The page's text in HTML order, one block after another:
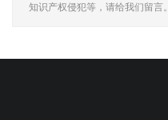
知识产权侵犯等，请给我们留言。